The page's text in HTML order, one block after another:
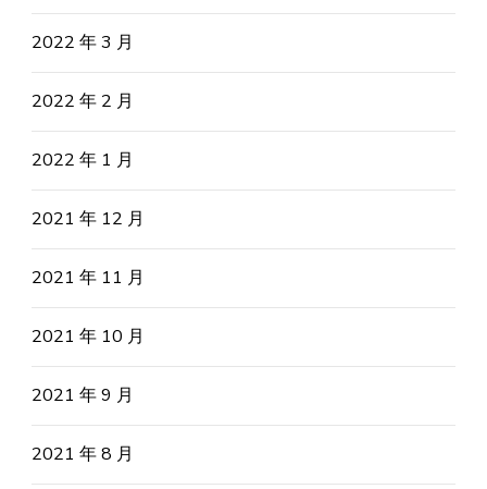
2022 年 3 月
2022 年 2 月
2022 年 1 月
2021 年 12 月
2021 年 11 月
2021 年 10 月
2021 年 9 月
2021 年 8 月